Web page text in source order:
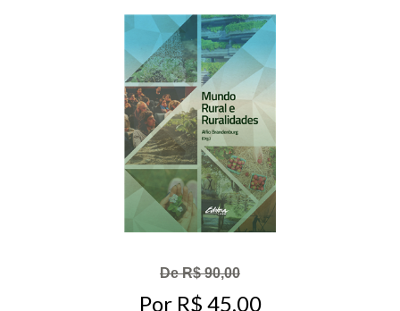
De R$ 90,00
Por R$ 45,00